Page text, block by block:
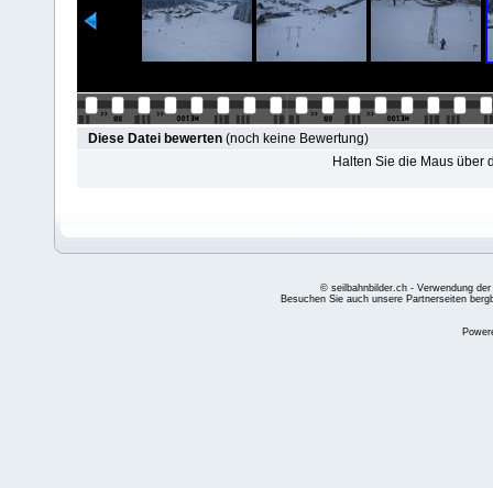
Diese Datei bewerten (noch keine Bewertung)
Halten Sie die Maus über
© seilbahnbilder.ch - Verwendung
Besuchen Sie auch unsere Partnerseiten